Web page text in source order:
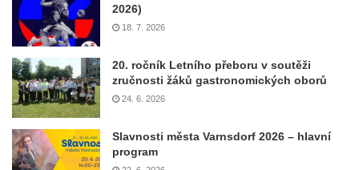
2026)
18. 7. 2026
20. ročník Letního přeboru v soutěži
zručnosti žáků gastronomických oborů
24. 6. 2026
Slavnosti města Varnsdorf 2026 – hlavní
program